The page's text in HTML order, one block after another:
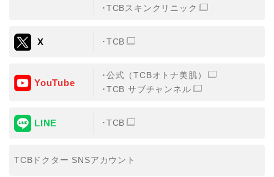
TCBスキンクリニック
X TCB
YouTube
公式（TCBオトナ美肌）
TCB サブチャンネル
LINE TCB
TCBドクター SNSアカウント